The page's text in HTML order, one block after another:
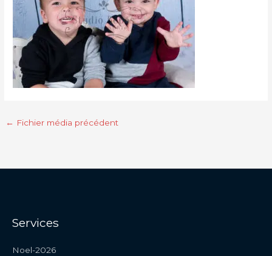
← Fichier média précédent
Services
Noel-2026